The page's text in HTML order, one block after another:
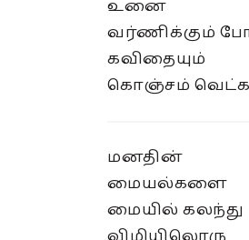
உனை
வர்ணிக்கும்
கவிதையும்
கொஞ்சம்
மனதின்
மையல்களை
மையில் கலந்து